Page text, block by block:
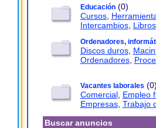
Educación(0)
Cursos,
Intercambios, Libros
Ordenadores,
Discos duros,
Ordenadores,
Vacantes laborales
Comercial, Empleo
Empresas, Trabajo
Buscar anuncios